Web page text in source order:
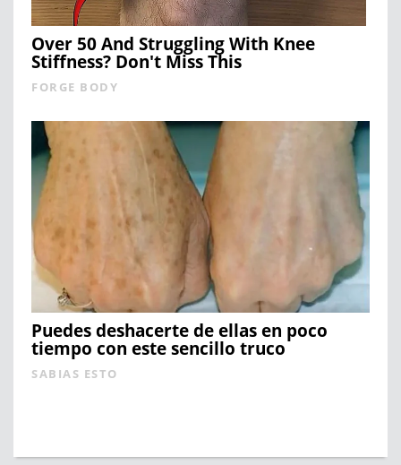
Over 50 And Struggling With Knee
Stiffness? Don't Miss This
FORGE BODY
Puedes deshacerte de ellas en poco
tiempo con este sencillo truco
SABIAS ESTO